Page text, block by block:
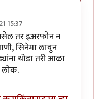
15:37
byहेमंतकुमार
नसेल तर इअरफोन न
सिनेमा लावुन
थोडा तरी आळा
लोक.